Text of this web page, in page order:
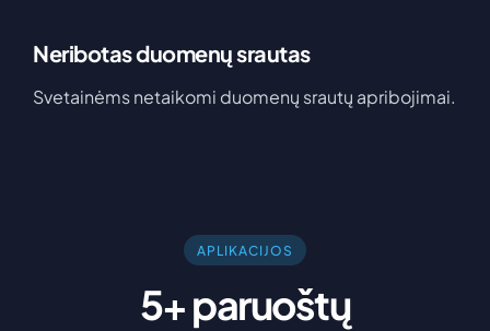
Neribotas duomenų srautas
Svetainėms netaikomi duomenų srautų apribojimai.
APLIKACIJOS
5+ paruoštų